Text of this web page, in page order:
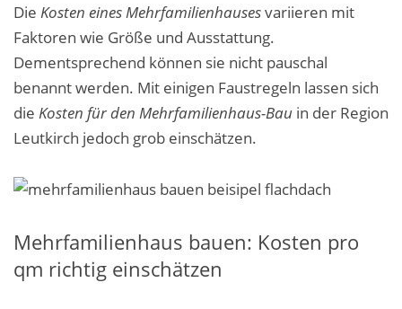
Die Kosten eines Mehrfamilienhausesvariieren mit
Faktoren wie Größe und Ausstattung.
Dementsprechend können sie nicht pauschal
benannt werden. Mit einigen Faustregeln lassen sich
die Kosten für den Mehrfamilienhaus-Bau in der Region
Leutkirch jedoch grob einschätzen.
Mehrfamilienhaus bauen: Kosten pro
qm richtig einschätzen